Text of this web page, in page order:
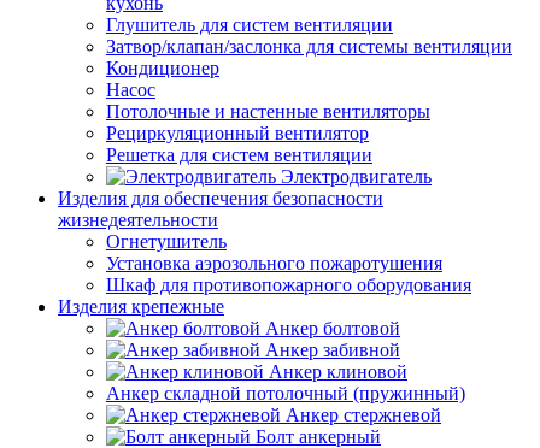
Глушитель для систем вентиляции
Затвор/клапан/заслонка для системы вентиляции
Кондиционер
Насос
Потолочные и настенные вентиляторы
Рециркуляционный вентилятор
Решетка для систем вентиляции
Электродвигатель
Изделия для обеспечения безопасности
жизнедеятельности
Огнетушитель
Установка аэрозольного пожаротушения
Шкаф для противопожарного оборудования
Изделия крепежные
Анкер болтовой
Анкер забивной
Анкер клиновой
Анкер складной потолочный (пружинный)
Анкер стержневой
Болт анкерный